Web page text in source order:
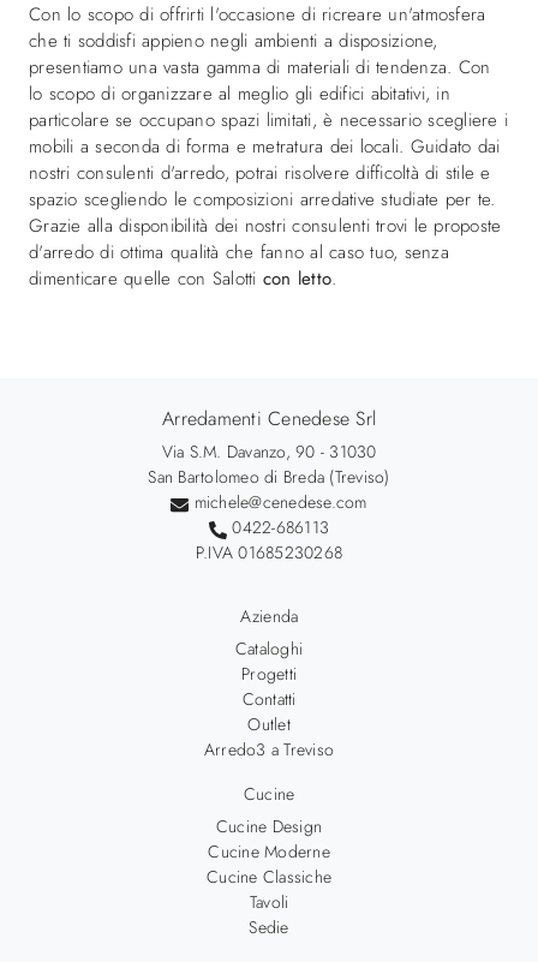
Con lo scopo di offrirti l'occasione di ricreare un'atmosfera
che ti soddisfi appieno negli ambienti a disposizione,
presentiamo una vasta gamma di materiali di tendenza. Con
lo scopo di organizzare al meglio gli edifici abitativi, in
particolare se occupano spazi limitati, è necessario scegliere i
mobili a seconda di forma e metratura dei locali. Guidato dai
nostri consulenti d'arredo, potrai risolvere difficoltà di stile e
spazio scegliendo le composizioni arredative studiate per te.
Grazie alla disponibilità dei nostri consulenti trovi le proposte
d'arredo di ottima qualità che fanno al caso tuo, senza
dimenticare quelle con Salotti con letto.
Arredamenti Cenedese Srl
Via S.M. Davanzo, 90 - 31030
San Bartolomeo di Breda (Treviso)
michele@cenedese.com
0422-686113
P.IVA 01685230268
Azienda
Cataloghi
Progetti
Contatti
Outlet
Arredo3 a Treviso
Cucine
Cucine Design
Cucine Moderne
Cucine Classiche
Tavoli
Sedie